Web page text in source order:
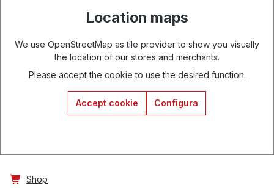
Location maps
We use OpenStreetMap as tile provider to show you visually
the location of our stores and merchants.
Please accept the cookie to use the desired function.
Accept cookie Configura
Shop